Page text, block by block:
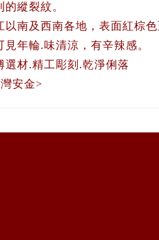
的縱裂紋。
以南及西南各地，表面紅棕色
見年輪.味清涼，有辛辣感。
選材.精工彫刻.乾淨俐落
安金>